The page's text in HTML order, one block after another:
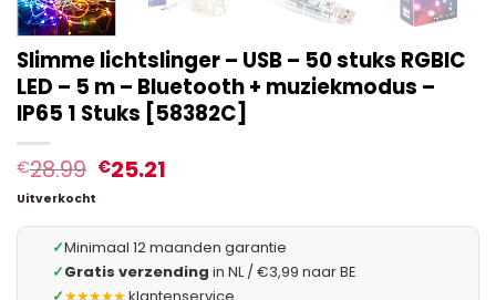
Slimme lichtslinger – USB – 50 stuks RGBIC
LED – 5 m – Bluetooth + muziekmodus –
IP65 1 Stuks [58382C]
€28.99 €25.21
Uitverkocht
✓Minimaal 12 maanden garantie
✓Gratis verzending in NL / €3,99 naar BE